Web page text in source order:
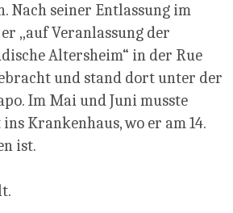
Nach seiner Entlassung im
„auf Veranlassung der
Altersheim“ in der Rue
und stand dort unter der
Im Mai und Juni musste
Krankenhaus, wo er am 14.
ist.